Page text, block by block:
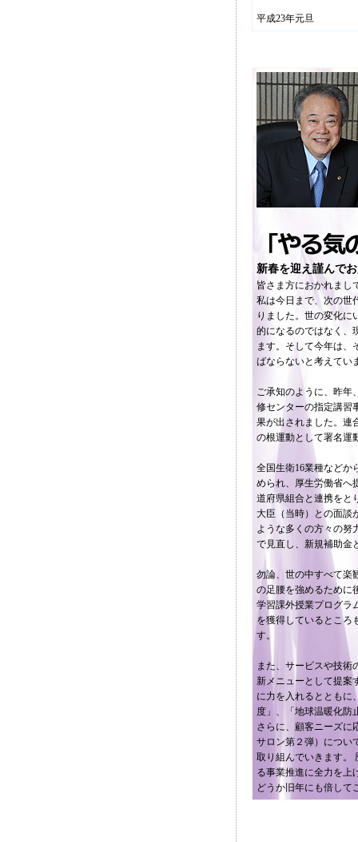
平成23年元旦
新春を迎え謹んで
皆さま方におかれまし
私は今日まで、次の世
りました。世の変化に
的になるのではなく、
ます。そして今年は、
ばならないと考えてい
ご承知のように、昨年
修センターの指定講習
果が出されました。連
の根運動として署名運
全国生衛16業種などか
められ、厚生労働省へ
道府県組合と連携をと
大臣（当時）との面談
ような多くの方々の努
で見直し、新規補助金
勿論、世の中すべて楽
の足腰を強めるために
学習課外授業プログラ
を獲得しているところ
す。
また、サービスや技術
新メニューとして提案
に力を入れるとともに
度」、「地球温暖化防
さらに、顧客ニーズに
サロン第２弾）につい
取り組んでいきます。
る事業推進に全力を上
どうか旧年にも倍して